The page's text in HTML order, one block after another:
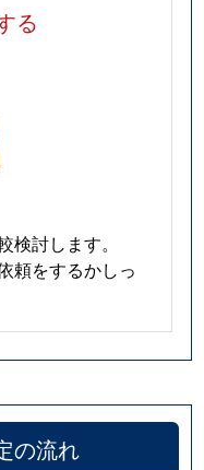
る
討します。
頼をするかしっ
の流れ